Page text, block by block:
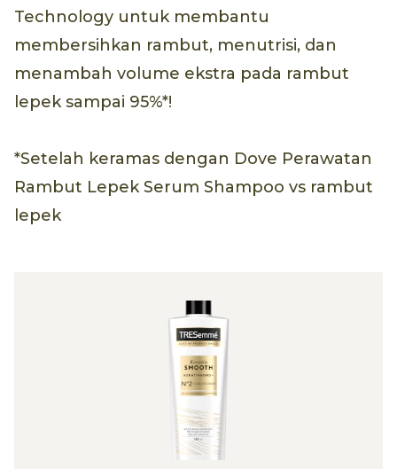
Technology untuk membantu
membersihkan rambut, menutrisi, dan
menambah volume ekstra pada rambut
lepek sampai 95%*!
*Setelah keramas dengan Dove Perawatan
Rambut Lepek Serum Shampoo vs rambut
lepek